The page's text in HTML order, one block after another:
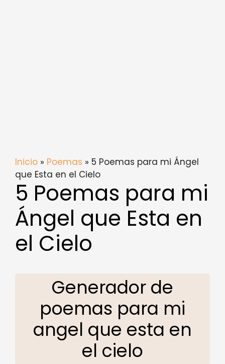
Inicio » Poemas » 5 Poemas para mi Ángel
que Esta en el Cielo
5 Poemas para mi
Ángel que Esta en
el Cielo
Generador de
poemas para mi
angel que esta en
el cielo